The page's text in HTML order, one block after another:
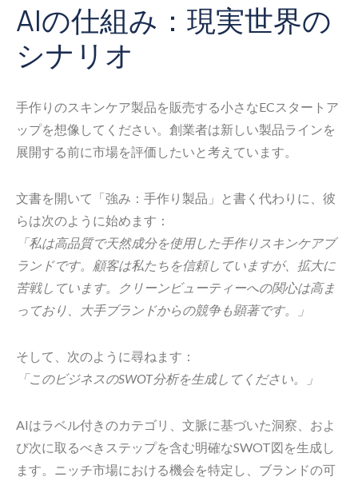
AIの仕組み：現実世界の
シナリオ
手作りのスキンケア製品を販売する小さなECスタートア
ップを想像してください。創業者は新しい製品ラインを
展開する前に市場を評価したいと考えています。
文書を開いて「強み：手作り製品」と書く代わりに、彼
らは次のように始めます：
「私は高品質で天然成分を使用した手作りスキンケアブ
ランドです。顧客は私たちを信頼していますが、拡大に
苦戦しています。クリーンビューティーへの関心は高ま
っており、大手ブランドからの競争も顕著です。」
そして、次のように尋ねます：
「このビジネスのSWOT分析を生成してください。」
AIはラベル付きのカテゴリ、文脈に基づいた洞察、およ
び次に取るべきステップを含む明確なSWOT図を生成し
ます。ニッチ市場における機会を特定し、ブランドの可